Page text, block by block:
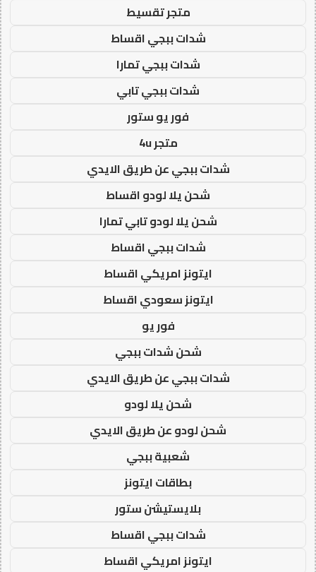
متجر تقسيط
شدات ببجي اقساط
شدات ببجي تمارا
شدات ببجي تابي
فور يو ستور
متجر 4u
شدات ببجي عن طريق الايدي
شحن يلا لودو اقساط
شحن يلا لودو تابي تمارا
شدات ببجي اقساط
ايتونز امريكي اقساط
ايتونز سعودي اقساط
فور يو
شحن شدات ببجي
شدات ببجي عن طريق الايدي
شحن يلا لودو
شحن لودو عن طريق الايدي
شعبية ببجي
بطاقات ايتونز
بلايستيشن ستور
شدات ببجي اقساط
ايتونز امريكي اقساط